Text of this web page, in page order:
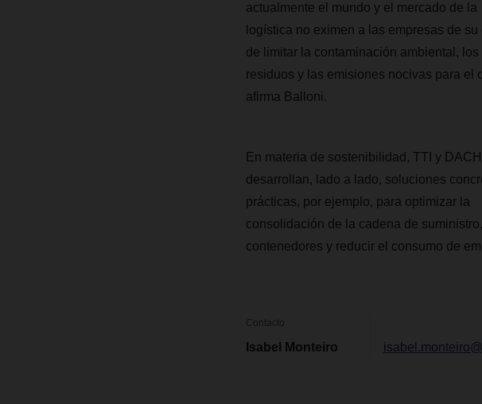
actualmente el mundo y el mercado de la
logística no eximen a las empresas de su
de limitar la contaminación ambiental, los
residuos y las emisiones nocivas para el
afirma Balloni.
En materia de sostenibilidad, TTI y
desarrollan, lado a lado, soluciones
prácticas, por ejemplo, para optimizar la
consolidación de la cadena de
contenedores y reducir el consumo de
Contacto
Isabel Monteiro